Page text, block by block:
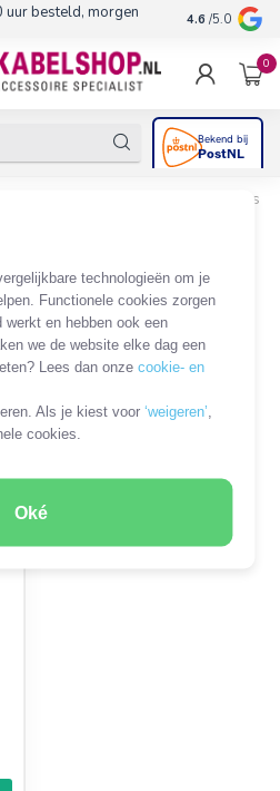
technologieën om je
Functionele cookies zorgen
werkt en hebben ook een
we de website elke dag een
Lees dan onzecookie- en
Als je kiest voor‘weigeren’
cookies.
Oké
besteld, morgen 10+jaar
4.6 /5.0
0
Rook-, gas- en watermelders
SORTEER OP